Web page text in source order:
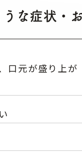
うな症状・
口元が盛り上が